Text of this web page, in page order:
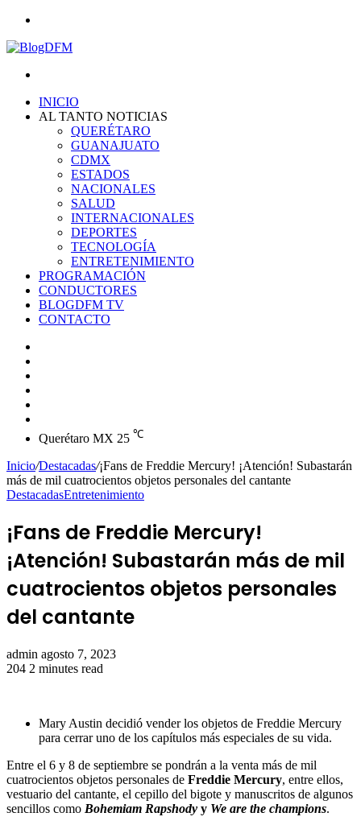
INICIO
AL TANTO NOTICIAS
QUERÉTARO
GUANAJUATO
CDMX
ESTADOS
NACIONALES
SALUD
INTERNACIONALES
DEPORTES
TECNOLOGÍA
ENTRETENIMIENTO
PROGRAMACIÓN
CONDUCTORES
BLOGDFM TV
CONTACTO
Querétaro MX 25 ℃
Inicio/Destacadas/¡Fans de Freddie Mercury! ¡Atención! Subastarán
más de mil cuatrocientos objetos personales del cantante
DestacadasEntretenimiento
¡Fans de Freddie Mercury!
¡Atención! Subastarán más de mil
cuatrocientos objetos personales
del cantante
admin Send
an
agosto 7, 2023
204 2 minutes read
Mary Austin decidió vender los objetos de Freddie Mercury
para cerrar uno de los capítulos más especiales de su vida.
Entre el 6 y 8 de septiembre se pondrán a la venta más de mil
cuatrocientos objetos personales de Freddie Mercury, entre ellos,
vestuario del cantante, el cepillo del bigote y manuscritos de algunos
sencillos como Bohemiam Rapshody y We are the champions.